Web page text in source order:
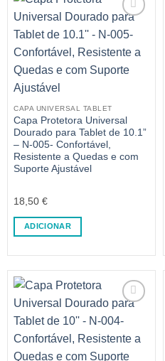
CAPA UNIVERSAL TABLET
Capa Protetora Universal
Dourado para Tablet de 10.1”
– N-005- Confortável,
Resistente a Quedas e com
Suporte Ajustável
18,50 €
ADICIONAR